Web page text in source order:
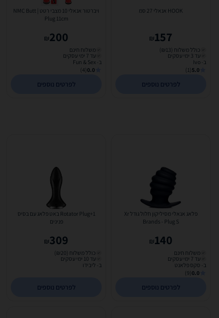
HOOK אנאלי 27 סמ
157
₪
כולל משלוח (₪13)
עד 3 ימי עסקים
ב- Ivo
5.0
(1)
לפרטים נוספים
ויברטור אנאלי 10 מצבי רטט | NMC Butt
Plug 11cm
200
₪
משלוח חינם
עד 7 ימי עסקים
ב- Fun & Sex
0.0
(4)
לפרטים נוספים
פלאג אנאלי מסיליקון חלול גודל Xr
Brands - Plug S
140
₪
משלוח חינם
עד 7 ימי עסקים
ב- סקס פלאנט
0.0
(9)
לפרטים נוספים
Rotator Plug+1 באט פלאג עם בסיס
פנינים
309
₪
כולל משלוח (₪20)
עד 10 ימי עסקים
ב- ליבידו
לפרטים נוספים